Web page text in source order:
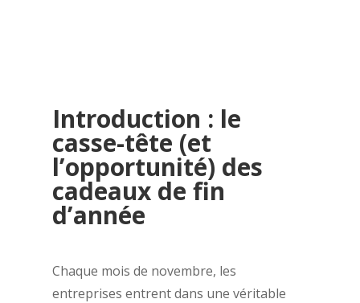
Introduction : le
casse-tête (et
l’opportunité) des
cadeaux de fin
d’année
Chaque mois de novembre, les
entreprises entrent dans une véritable